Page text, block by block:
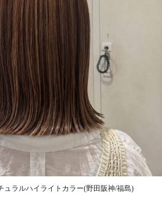
ュラルハイライトカラー(野田阪神/福島)